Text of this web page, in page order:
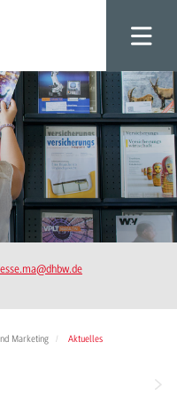
@dhbw.de
Marketing Aktuelles